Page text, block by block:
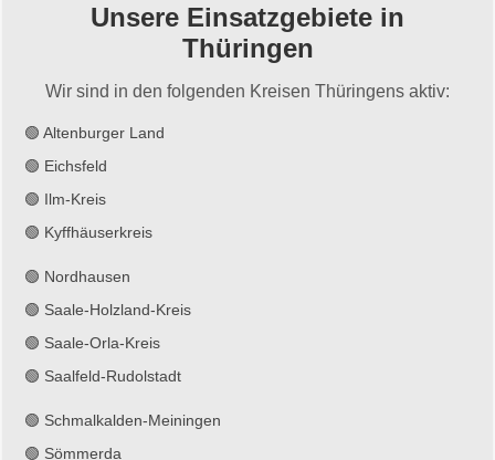
Unsere Einsatzgebiete in
Thüringen
Wir sind in den folgenden Kreisen Thüringens aktiv:
🟢 Altenburger Land
🟢 Eichsfeld
🟢 Ilm-Kreis
🟢 Kyffhäuserkreis
🟢 Nordhausen
🟢 Saale-Holzland-Kreis
🟢 Saale-Orla-Kreis
🟢 Saalfeld-Rudolstadt
🟢 Schmalkalden-Meiningen
🟢 Sömmerda